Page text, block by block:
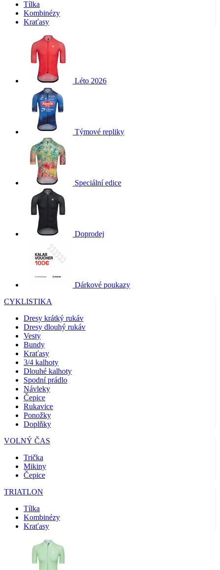
Tílka
Kombinézy
Kraťasy
Léto 2026
Týmové repliky
Speciální edice
Doprodej
Dárkové poukazy
CYKLISTIKA
Dresy krátký rukáv
Dresy dlouhý rukáv
Vesty
Bundy
Kraťasy
3/4 kalhoty
Dlouhé kalhoty
Spodní prádlo
Návleky
Čepice
Rukavice
Ponožky
Doplňky
VOLNÝ ČAS
Trička
Mikiny
Čepice
TRIATLON
Tílka
Kombinézy
Kraťasy